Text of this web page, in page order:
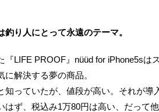
釣り人にとって永遠のテーマ。
『LIFE PROOF』nüüd for iPhone5sは
に解決する夢の商品。
知っていたが、値段が高い。それが導
はず、税込み1万80円は高い、だって